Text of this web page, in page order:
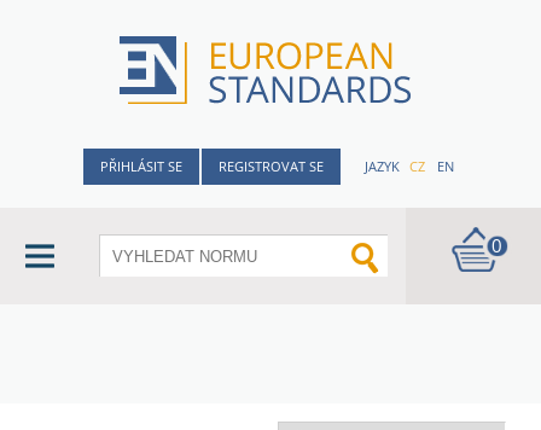
PŘIHLÁSIT SE REGISTROVAT SE JAZYK CZ EN
0